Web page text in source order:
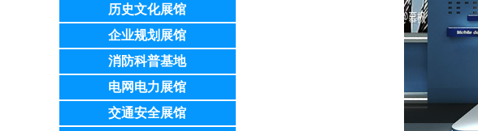
历史文化展馆
企业规划展馆
消防科普基地
电网电力展馆
交通安全展馆